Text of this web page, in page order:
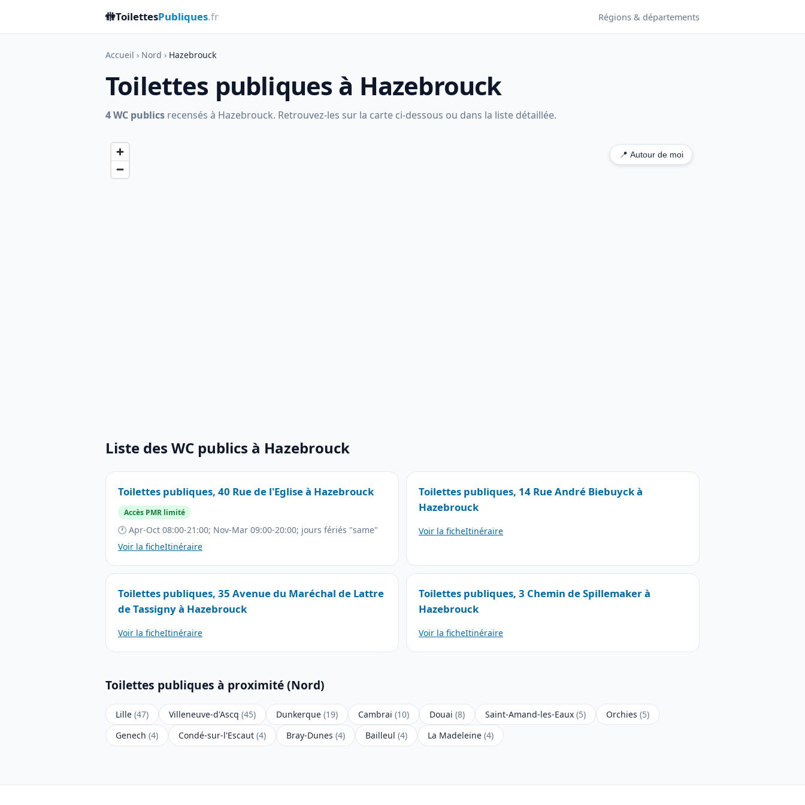
🚻ToilettesPubliques.fr Régions & départements
Accueil › Nord › Hazebrouck
Toilettes publiques à Hazebrouck
4 WC publics recensés à Hazebrouck. Retrouvez-les sur la carte ci-dessous ou dans la liste détaillée.
📍 Autour de moi
Liste des WC publics à Hazebrouck
Toilettes publiques, 40 Rue de l'Eglise à Hazebrouck
Accès PMR limité
🕐 Apr-Oct 08:00-21:00; Nov-Mar 09:00-20:00; jours fériés "same"
Voir la ficheItinéraire
Toilettes publiques, 14 Rue André Biebuyck à
Hazebrouck
Voir la ficheItinéraire
Toilettes publiques, 35 Avenue du Maréchal de Lattre
de Tassigny à Hazebrouck
Voir la ficheItinéraire
Toilettes publiques, 3 Chemin de Spillemaker à
Hazebrouck
Voir la ficheItinéraire
Toilettes publiques à proximité (Nord)
Lille (47) Villeneuve-d'Ascq (45) Dunkerque (19) Cambrai (10) Douai (8) Saint-Amand-les-Eaux (5) Orchies (5)
Genech (4) Condé-sur-l'Escaut (4) Bray-Dunes (4) Bailleul (4) La Madeleine (4)